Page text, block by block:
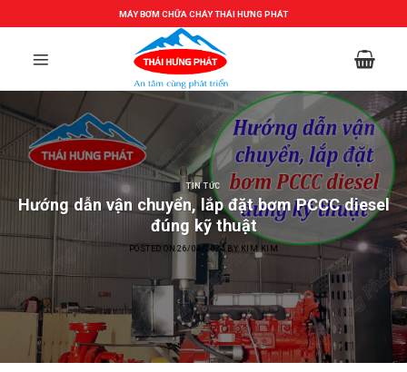
to
MÁY BƠM CHỮA CHÁY THÁI HƯNG PHÁT
TIN TỨC
Hướng dẫn vận chuyển, lắp đặt bơm PCCC diesel
đúng kỹ thuật
POSTED ON26/04/2024 BY KIM KIM